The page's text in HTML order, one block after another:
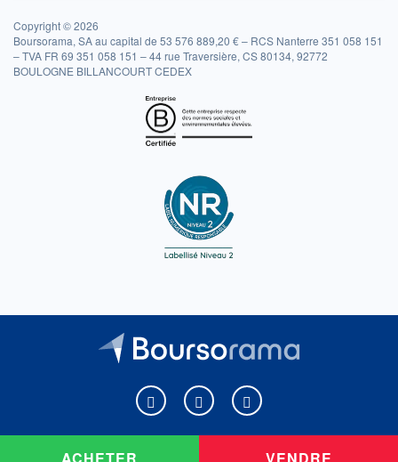
ACHETER VENDRE
Copyright © 2026
Boursorama, SA au capital de 53 576 889,20 € – RCS Nanterre 351 058 151
– TVA FR 69 351 058 151 – 44 rue Traversière, CS 80134, 92772
BOULOGNE BILLANCOURT CEDEX
Boursorama sur Facebook
Boursorama sur XBoursorama sur